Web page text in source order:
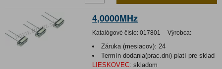
4,0000MHz
Katalógové číslo: 017801 Výrobca:
Záruka (mesiacov): 24
Termín dodania(prac.dni)-platí pre sklad
LIESKOVEC: skladom